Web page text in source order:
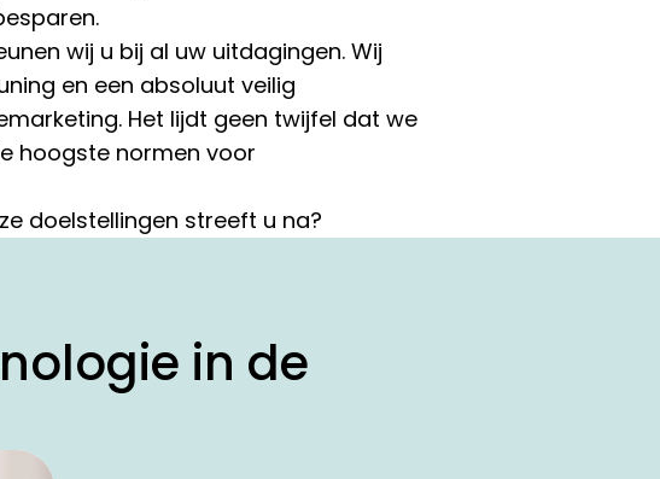
wij u bij al uw uitdagingen. Wij
en een absoluut veilig
Het lijdt geen twijfel dat we
hoogste normen voor
doelstellingen streeft u na?
in de